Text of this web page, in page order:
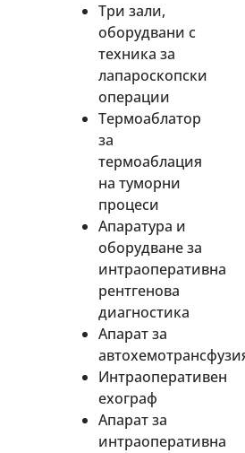
Три зали,
оборудвани с
техника за
лапароскопски
операции
Термоаблатор
за
термоаблация
на туморни
процеси
Апаратура и
оборудване за
интраоперативна
рентгенова
диагностика
Апарат за
Интраоперативен
ехограф
Апарат за
интраоперативна